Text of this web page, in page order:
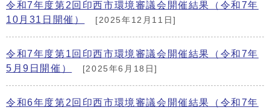
令和7年度第2回印西市環境審議会開催結果（令和7年
10月31日開催）
[2025年12月11日]
令和7年度第1回印西市環境審議会開催結果（令和7年
5月9日開催）
[2025年6月18日]
令和6年度第2回印西市環境審議会開催結果（令和7年